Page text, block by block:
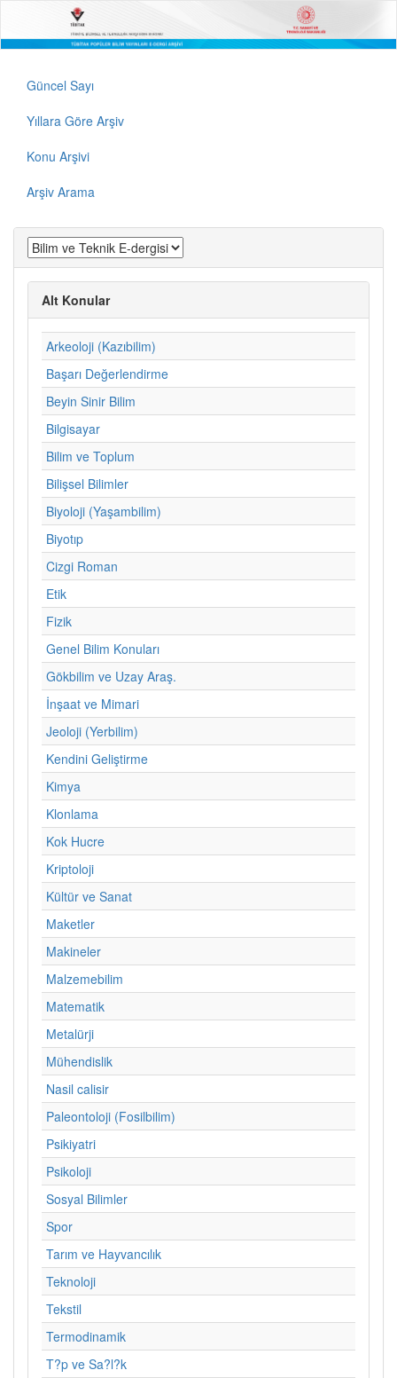
Güncel Sayı
Yıllara Göre Arşiv
Konu Arşivi
Arşiv Arama
Alt Konular
Arkeoloji (Kazıbilim)
Başarı Değerlendirme
Beyin Sinir Bilim
Bilgisayar
Bilim ve Toplum
Bilişsel Bilimler
Biyoloji (Yaşambilim)
Biyotıp
Cizgi Roman
Etik
Fizik
Genel Bilim Konuları
Gökbilim ve Uzay Araş.
İnşaat ve Mimari
Jeoloji (Yerbilim)
Kendini Geliştirme
Kimya
Klonlama
Kok Hucre
Kriptoloji
Kültür ve Sanat
Maketler
Makineler
Malzemebilim
Matematik
Metalürji
Mühendislik
Nasil calisir
Paleontoloji (Fosilbilim)
Psikiyatri
Psikoloji
Sosyal Bilimler
Spor
Tarım ve Hayvancılık
Teknoloji
Tekstil
Termodinamik
T?p ve Sa?l?k